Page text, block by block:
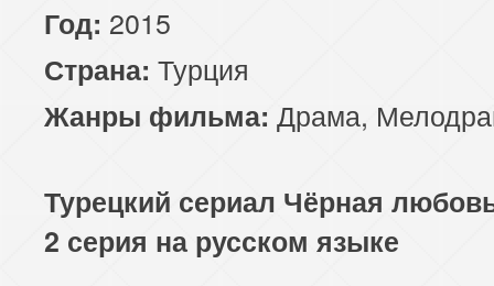
105 серия
109 серия
110 серия
113 серия
114 серия
Год: 2015
Страна: Турция
Жанры фильма: Драма,
Турецкий сериал Чёрная
2 серия на русском языке